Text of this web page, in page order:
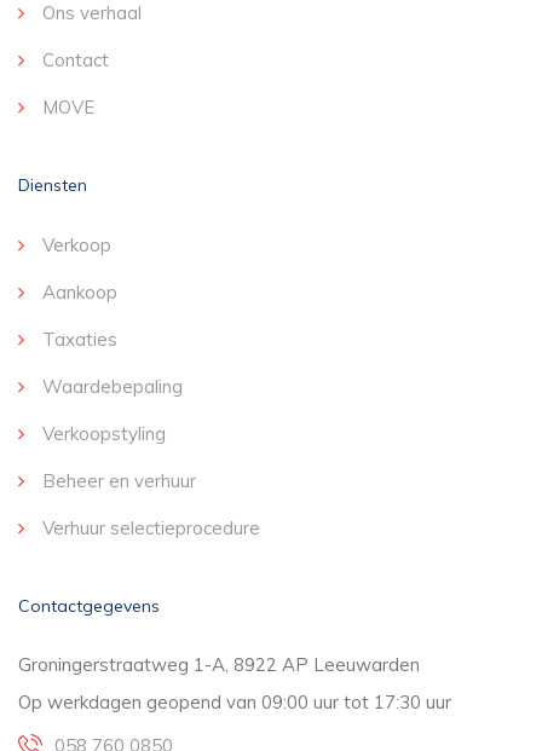
Ons verhaal
Contact
MOVE
Diensten
Verkoop
Aankoop
Taxaties
Waardebepaling
Verkoopstyling
Beheer en verhuur
Verhuur selectieprocedure
Contactgegevens
Groningerstraatweg 1-A, 8922 AP Leeuwarden
Op werkdagen geopend van 09:00 uur tot 17:30 uur
058 760 0850